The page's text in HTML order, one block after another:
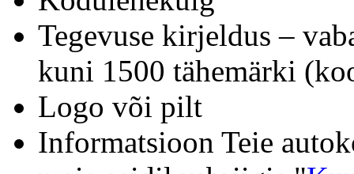
Tegevuse kirjeldus –
kuni 1500 tähemärki
Logo või pilt
Informatsioon Teie